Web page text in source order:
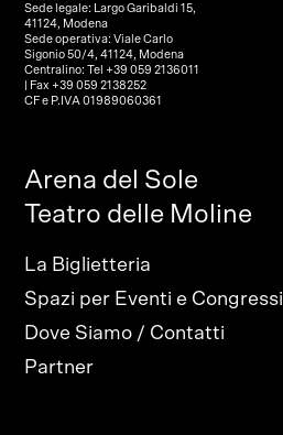
Sede legale: Largo Garibaldi 15,
41124, Modena
Sede operativa: Viale Carlo
Sigonio 50/4, 41124, Modena
Centralino: Tel +39 059 2136011
| Fax +39 059 2138252
CF e P.IVA 01989060361
Arena del Sole
Teatro delle Moline
La Biglietteria
Spazi per Eventi e Congressi
Dove Siamo / Contatti
Partner